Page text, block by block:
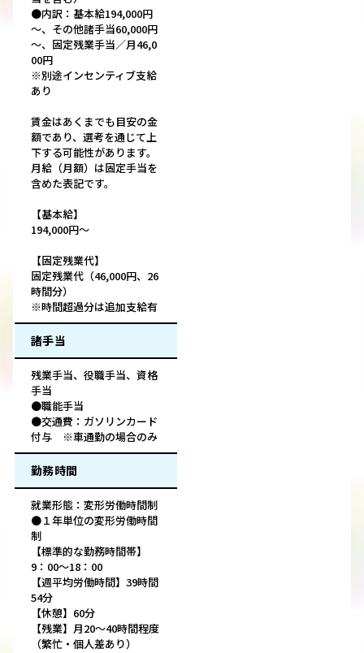
●内訳：基本給194,000円
～、その他諸手当60,000円
～、固定残業手当／月46,0
00円
※別途インセンティブ支給
あり
賃金はあくまでも目安の金
額であり、選考を通じて上
下する可能性があります。
月給（月額）は固定手当を
含めた表記です。
【基本給】
194,000円～
【固定残業代】
固定残業代（46,000円、26
時間分）
※時間超過分は追加支給有
諸手当
残業手当、役職手当、資格
手当
●職能手当
●交通費：ガソリンカード
付与 ※車通勤の場合のみ
勤務時間
就業形態：変形労働時間制
●１年単位の変形労働時間
制
【標準的な勤務時間帯】
9：00～18：00
【週平均労働時間】39時間
54分
【休憩】60分
【残業】月20～40時間程度
（繁忙・個人差あり）